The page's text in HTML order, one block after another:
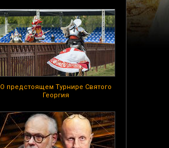
О предстоящем Турнире Святого
Георгия